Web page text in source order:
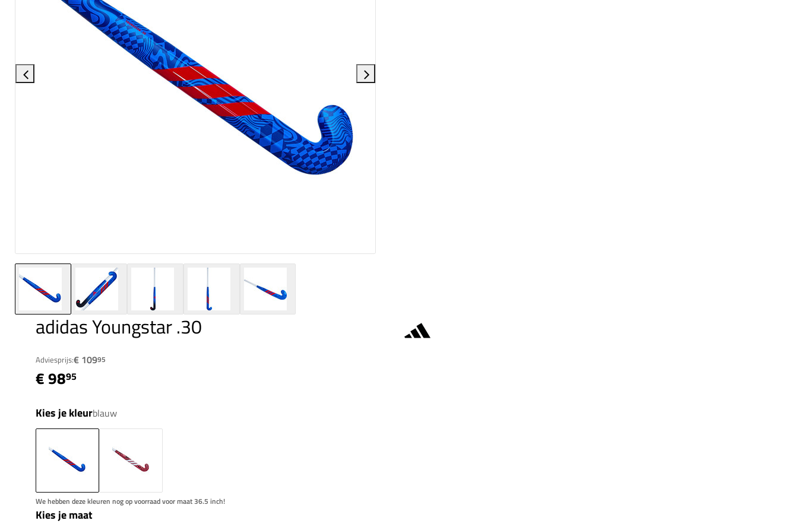
adidas Youngstar .30
Adviesprijs:€ 10995
€ 9895
Kies je kleurblauw
We hebben deze kleuren nog op voorraad voor maat 36.5 inch!
Kies je maat